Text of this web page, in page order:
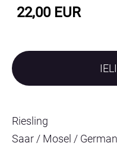
22,00 EUR
Riesling
Saar / Mosel /